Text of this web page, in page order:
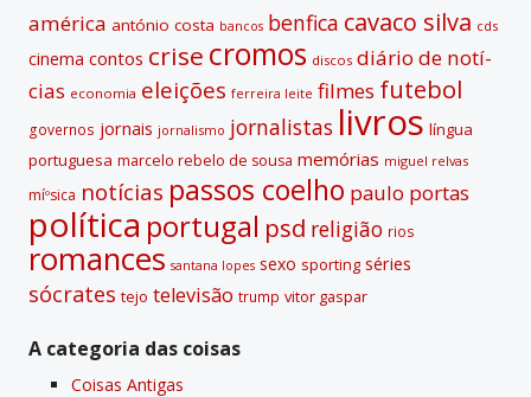
américa antónio costa bancos benfica cavaco silva cds
cinema contos crise cromos discos diário de notí­
cias economia eleições ferreira leite filmes futebol
governos jornais jornalismo jornalistas livros lí­ngua
portuguesa marcelo rebelo de sousa memórias miguel relvas
míºsica notí­cias passos coelho paulo portas
polí­tica portugal psd religião rios
romances santana lopes sexo sporting séries
sócrates tejo televisão trump vitor gaspar
A categoria das coisas
Coisas Antigas